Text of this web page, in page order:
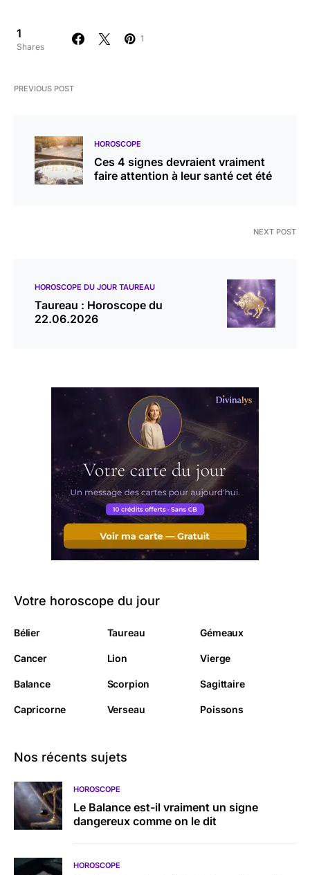
1
Shares
1
PREVIOUS POST
HOROSCOPE
Ces 4 signes devraient vraiment
faire attention à leur santé cet été
NEXT POST
HOROSCOPE DU JOUR TAUREAU
Taureau : Horoscope du
22.06.2026
Votre horoscope du jour
Bélier Taureau Gémeaux
Cancer Lion Vierge
Balance Scorpion Sagittaire
Capricorne Verseau Poissons
Nos récents sujets
HOROSCOPE
Le Balance est-il vraiment un signe
dangereux comme on le dit
HOROSCOPE